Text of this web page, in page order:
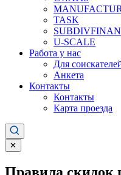
TASK
U-SCALE
Работа у нас
Для
Анкета
Контакты
Контакты
Карта проезда
✕